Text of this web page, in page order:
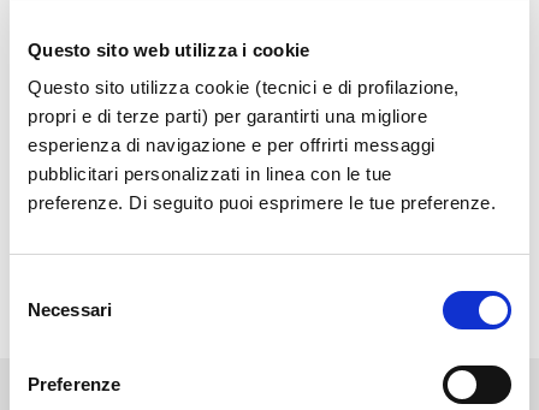
Questo sito web utilizza i cookie
Questo sito utilizza cookie (tecnici e di profilazione,
propri e di terze parti) per garantirti una migliore
esperienza di navigazione e per offrirti messaggi
pubblicitari personalizzati in linea con le tue
preferenze. Di seguito puoi esprimere le tue preferenze.
delNecessari
Preferenze
Scopri di più